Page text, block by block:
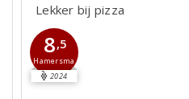
Lekker bij pizza
8,5
Hamersma
2024